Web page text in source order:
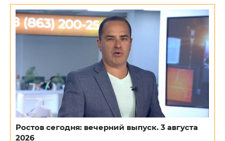
Ростов сегодня: вечерний выпуск. 3 августа
2026